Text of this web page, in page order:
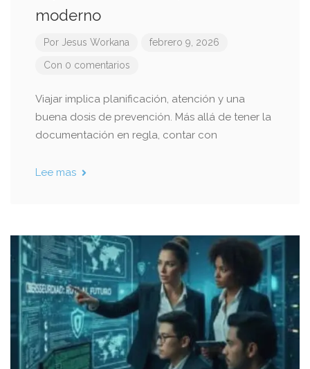
moderno
Por Jesus Workana febrero 9, 2026
Con 0 comentarios
Viajar implica planificación, atención y una
buena dosis de prevención. Más allá de tener la
documentación en regla, contar con
Lee mas